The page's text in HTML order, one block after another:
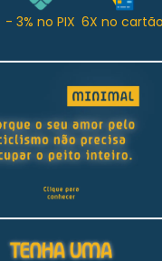
- 3% no PIX 6X no